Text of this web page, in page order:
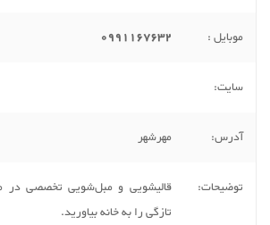
موبایل : 0991167632
سایت:
آدرس: مهرشهر
توضیحات:
قالیشویی و مبل‌شویی تخصصی در
تازگی را به خانه بیاورید.